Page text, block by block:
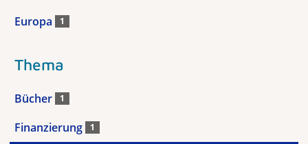
Europa 1
Thema
Bücher 1
Finanzierung 1